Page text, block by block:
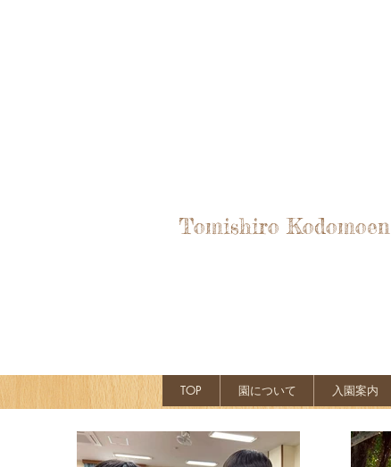
Tomishiro Kodomoen
TOP 園について 入園案内